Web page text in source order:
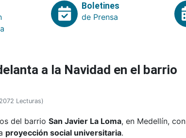
Boletines
de Prensa
a la Navidad en el barrio
2072 Lecturas)
del barrio San Javier La Loma, en Medellín, con
proyección social universitaria.